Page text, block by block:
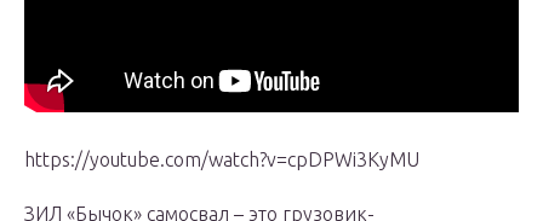
https://youtube.com/watch?v=cpDPWi3KyMU
ЗИЛ «Бычок» самосвал – это грузовик-